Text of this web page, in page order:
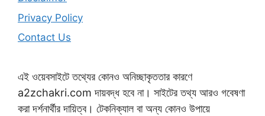
Privacy Policy
Contact Us
এই ওয়েবসাইটে তথ্যের কোনও অনিচ্ছাকৃততার কারণে
a2zchakri.com দায়বদ্ধ হবে না। সাইটের তথ্য আরও গবেষণা
করা দর্শনার্থীর দায়িত্ব। টেকনিক্যাল বা অন্য কোনও উপায়ে